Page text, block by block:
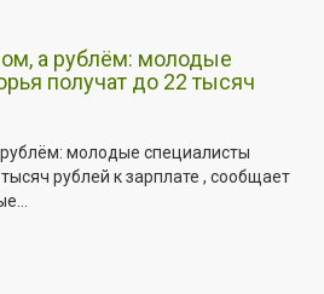
а рублём: молодые
получат до 22 тысяч
молодые специалисты
рублей к зарплате , сообщает